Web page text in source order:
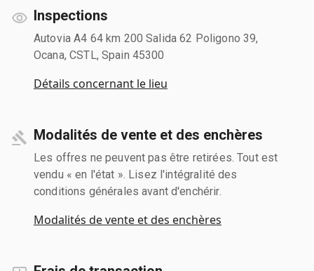
Inspections
Autovia A4 64 km 200 Salida 62 Poligono 39,
Ocana, CSTL, Spain 45300
Détails concernant le lieu
Modalités de vente et des enchères
Les offres ne peuvent pas être retirées. Tout est
vendu « en l'état ». Lisez l'intégralité des
conditions générales avant d'enchérir.
Modalités de vente et des enchères